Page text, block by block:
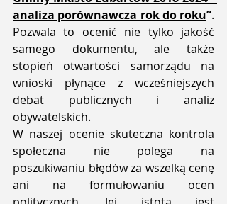
analiza porównawcza rok do roku”.
Pozwala to ocenić nie tylko jakość
samego dokumentu, ale także
stopień otwartości samorządu na
wnioski płynące z wcześniejszych
debat publicznych i analiz
obywatelskich.
W naszej ocenie skuteczna kontrola
społeczna nie polega na
poszukiwaniu błędów za wszelką cenę
ani na formułowaniu ocen